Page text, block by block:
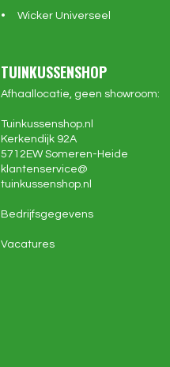
Wicker Universeel
TUINKUSSENSHOP
Afhaallocatie, geen showroom:
Tuinkussenshop.nl
Kerkendijk 92A
5712EW Someren-Heide
klantenservice@
tuinkussenshop.nl
Bedrijfsgegevens
Vacatures